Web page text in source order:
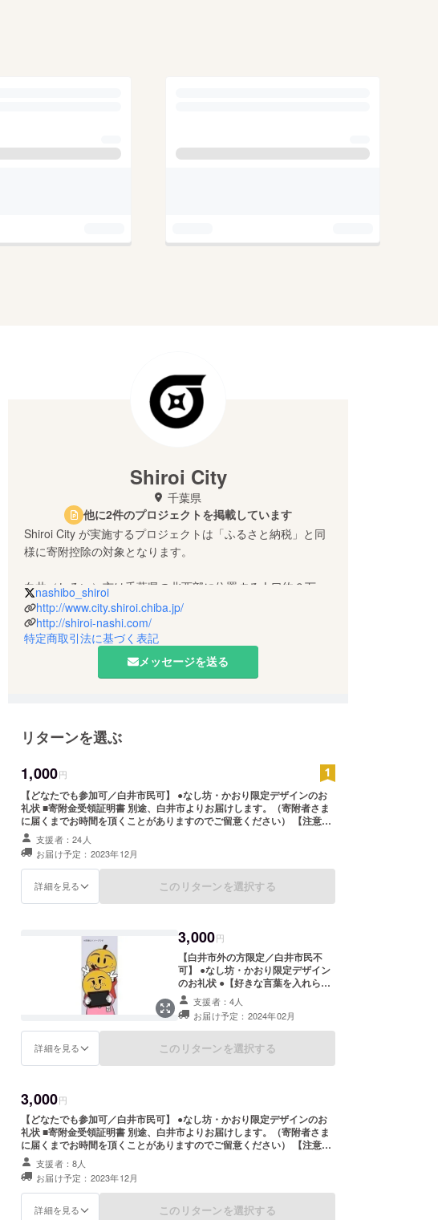
Shiroi City
千葉県
他に2件のプロジェクトを掲載しています
Shiroi City が実施するプロジェクトは「ふるさと納税」と同
様に寄附控除の対象となります。
白井（しろい）市は千葉県の北西部に位置する人口約６万人
の自治体です。
県内随一の生産量「しろいの梨」が一推しです。
クラウドファンディングを市民団体や市内企業などに普及し
Twitter：マスコットキャラ「なし坊」
URL：市ホームページ、しろいの梨ポータルサイト
nashibo_shiroi
http://www.city.shiroi.chiba.jp/
http://shiroi-nashi.com/
特定商取引法に基づく表記
メッセージを送る
リターンを選ぶ
1,000円
【どなたでも参加可／白井市民可】 ●なし坊・かおり限定デザインのお
礼状 ■寄附金受領証明書 別途、白井市よりお届けします。（寄附者さま
に届くまでお時間を頂くことがありますのでご留意ください） 【注意事
項】 ※ご寄附確定後の返金・キャンセルはお受けできません。 ※寄附金税
額控除に係る申告特例（ワンストップ特例）の申請書については、こち
らからダウンロードの上、ご提出ください。
https://www.city.shiroi.chiba.jp/material/files/group/1/onestop-
shinseisyo.pdf ※寄附金受領証明書の宛名は、支払い情報入力時の寄附
支援者：24人
お届け予定：2023年12月
詳細を見る このリターンを選択する
3,000円
【白井市外の方限定／白井市民不
可】 ●なし坊・かおり限定デザイン
のお礼状 ●【好きな言葉を入れられ
る！】オリジナルスマホ用待ち受け
画像 ■寄附金受領証明書 別途、白井
市よりお届けします。（寄附者さま
に届くまでお時間を頂くことがあり
ますのでご留意ください） 【注意事
いたします。 第三者を特定するお名
前や公序良俗に反するお名前は掲載
致しかねます。 ※新着ぐるみで撮影
した写真を待ち受け画像にするた
除に係る申告特例（ワンストップ特
支援者：4人
お届け予定：2024年02月
詳細を見る このリターンを選択する
3,000円
【どなたでも参加可／白井市民可】 ●なし坊・かおり限定デザインのお
礼状 ■寄附金受領証明書 別途、白井市よりお届けします。（寄附者さま
に届くまでお時間を頂くことがありますのでご留意ください） 【注意事
項】 ※ご寄附確定後の返金・キャンセルはお受けできません。 ※寄附金税
額控除に係る申告特例（ワンストップ特例）の申請書については、こち
らからダウンロードの上、ご提出ください。
https://www.city.shiroi.chiba.jp/material/files/group/1/onestop-
shinseisyo.pdf ※寄附金受領証明書の宛名は、支払い情報入力時の寄附
支援者：8人
お届け予定：2023年12月
詳細を見る このリターンを選択する